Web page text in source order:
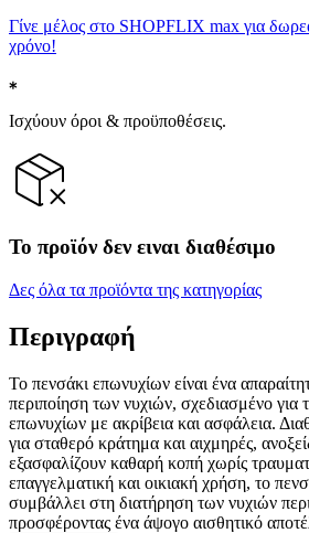
Γίνε μέλος στο SHOPFLIX max για
χρόνο!
Ισχύουν όροι & προϋποθέσεις.
Το προϊόν δεν ειναι διαθέσιμο
Δες όλα τα προϊόντα της κατηγορίας
Περιγραφή
Το πενσάκι επωνυχίων είναι ένα
περιποίηση των νυχιών, σχεδιασμένο για
επωνυχίων με ακρίβεια και ασφάλεια.
για σταθερό κράτημα και αιχμηρές,
εξασφαλίζουν καθαρή κοπή χωρίς
επαγγελματική και οικιακή χρήση, το
συμβάλλει στη διατήρηση των νυχιών
προσφέροντας ένα άψογο αισθητικό